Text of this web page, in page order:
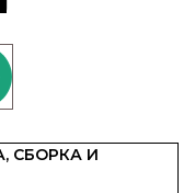
СБОРКА И